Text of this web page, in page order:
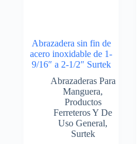
Abrazadera sin fin de
acero inoxidable de 1-
9/16″ a 2-1/2″ Surtek
Abrazaderas Para
Manguera,
Productos
Ferreteros Y De
Uso General,
Surtek